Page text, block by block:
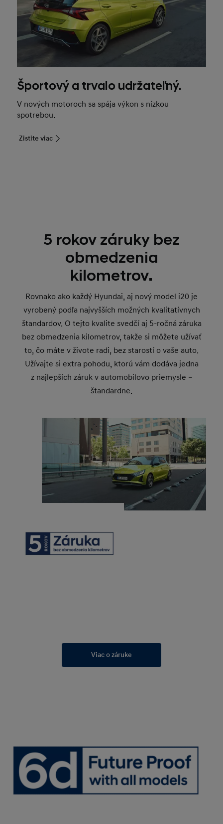
Športový a trvalo udržateľný.
V nových motoroch sa spája výkon s nízkou
spotrebou.
Zistite viac
5 rokov záruky bez
obmedzenia
kilometrov.
Rovnako ako každý Hyundai, aj nový model i20 je
vyrobený podľa najvyšších možných kvalitatívnych
štandardov. O tejto kvalite svedčí aj 5-ročná záruka
bez obmedzenia kilometrov, takže si môžete užívať
to, čo máte v živote radi, bez starostí o vaše auto.
Užívajte si extra pohodu, ktorú vám dodáva jedna
z najlepších záruk v automobilovo priemysle –
štandardne.
Viac o záruke